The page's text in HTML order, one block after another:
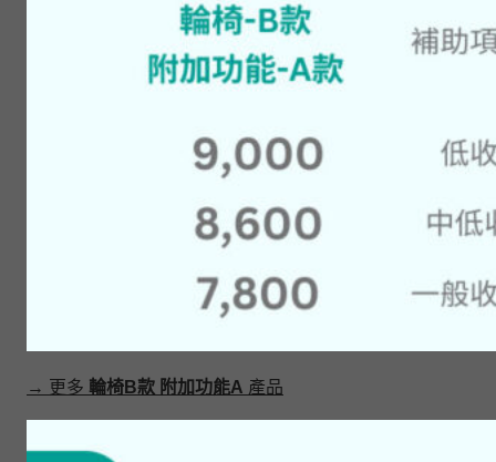
→ 更多 輪椅B款 附加功能A 產品